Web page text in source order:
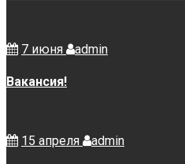
7 июня admin
Вакансия!
15 апреля admin